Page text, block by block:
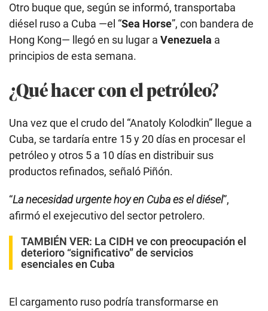
Otro buque que, según se informó, transportaba
diésel ruso a Cuba —el “Sea Horse”, con bandera de
Hong Kong— llegó en su lugar a Venezuela a
principios de esta semana.
¿Qué hacer con el petróleo?
Una vez que el crudo del “Anatoly Kolodkin” llegue a
Cuba, se tardaría entre 15 y 20 días en procesar el
petróleo y otros 5 a 10 días en distribuir sus
productos refinados, señaló Piñón.
“La necesidad urgente hoy en Cuba es el diésel”,
afirmó el exejecutivo del sector petrolero.
TAMBIÉN VER: La CIDH ve con preocupación el
deterioro “significativo” de servicios
esenciales en Cuba
El cargamento ruso podría transformarse en